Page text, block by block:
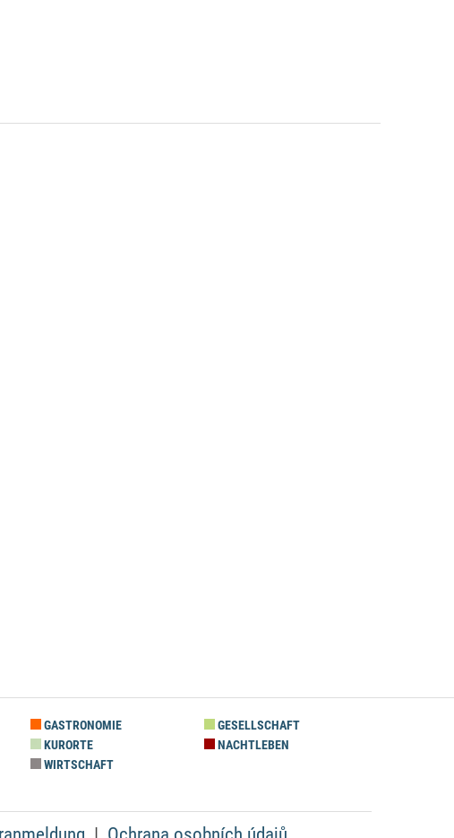
GASTRONOMIE
GESELLSCHAFT
KURORTE
NACHTLEBEN
WIRTSCHAFT